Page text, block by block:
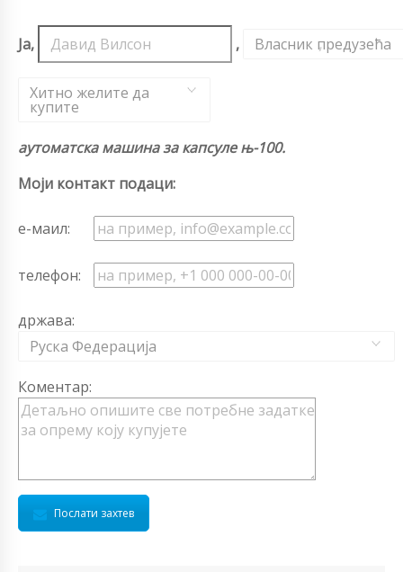
Ја, , Власник предузећа
,
Хитно желите да
купите
аутоматска машина за капсуле њ-100.
Моји контакт подаци:
е-маил:
телефон:
држава:
Руска Федерација
Коментар:
Послати захтев